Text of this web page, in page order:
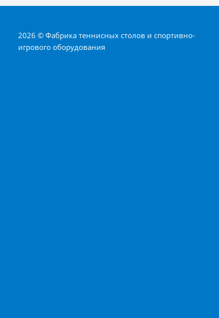
2026 © Фабрика теннисных столов и спортивно-
игрового оборудования